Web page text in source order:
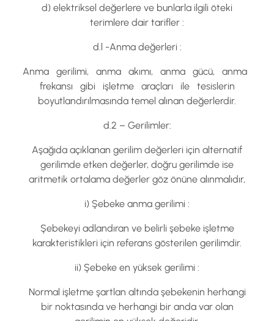
d) elektriksel değerlere ve bunlarla ilgili öteki
terimlere dair tarifler :
d.l -Anma değerleri :
Anma gerilimi, anma akımı, anma gücü, anma
frekansı gibi işletme araçları ile tesislerin
boyutlandırılmasında temel alınan değerlerdir.
d.2 – Gerilimler:
Aşağıda açıklanan gerilim değerleri için alternatif
gerilimde etken değerler, doğru gerilimde ise
aritmetik ortalama değerler göz önüne alınmalıdır,
i) Şebeke anma gerilimi :
Şebekeyi adlandıran ve belirli şebeke işletme
karakteristikleri için referans gösterilen gerilimdir.
ii) Şebeke en yüksek gerilimi :
Normal işletme şartlan altında şebekenin herhangi
bir noktasında ve herhangi bir anda var olan